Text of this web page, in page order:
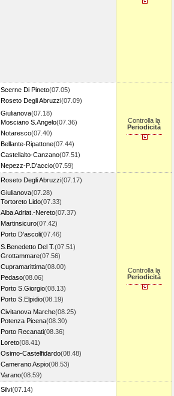
Scerne Di Pineto(07.05)
Roseto Degli Abruzzi(07.09)
Giulianova(07.18)
Mosciano S.Angelo(07.36)
Notaresco(07.40)
Bellante-Ripattone(07.44)
Castellalto-Canzano(07.51)
Nepezz-P.D'accio(07.59)
Controlla la
Periodicità
Roseto Degli Abruzzi(07.17)
Giulianova(07.28)
Tortoreto Lido(07.33)
Alba Adriat.-Nereto(07.37)
Martinsicuro(07.42)
Porto D'ascoli(07.46)
S.Benedetto Del T.(07.51)
Grottammare(07.56)
Cupramarittima(08.00)
Pedaso(08.06)
Porto S.Giorgio(08.13)
Porto S.Elpidio(08.19)
Civitanova Marche(08.25)
Potenza Picena(08.30)
Porto Recanati(08.36)
Loreto(08.41)
Osimo-Castelfidardo(08.48)
Camerano Aspio(08.53)
Varano(08.59)
Controlla la
Periodicità
Silvi(07.14)